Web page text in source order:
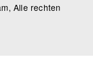
Alle rechten